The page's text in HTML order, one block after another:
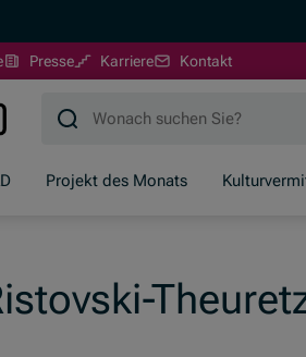
Presse Karriere(Öffnet in neuem
Kontakt
Projekt des Monats